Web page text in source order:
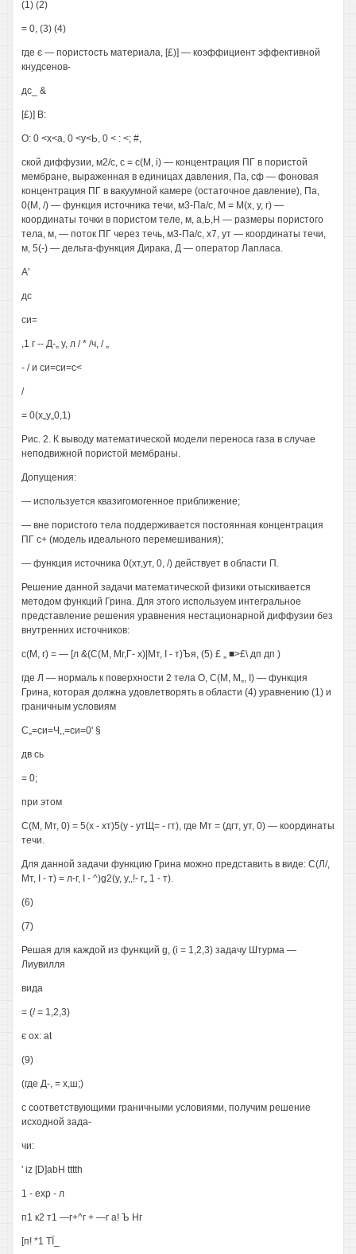
(1) (2)
= 0, (3) (4)
где є — пористость материала, [£)] — коэффициент эффективной
кнудсенов-
дс_ &
[£)] В:
О: 0 <х<а, 0 <у<Ь, 0 < : <; #,
ской диффузии, м2/с, с = с(М, і) — концентрация ПГ в пористой
мембране, выраженная в единицах давления, Па, сф — фоновая
концентрация ПГ в вакуумной камере (остаточное давление), Па,
0(М, /) — функция источника течи, м3-Па/с, М = М(х, у, г) —
координаты точки в пористом теле, м, а,Ь,Н — размеры пористого
тела, м, — поток ПГ через течь, м3-Па/с, х7, ут — координаты течи,
м, 5(-) — дельта-функция Дирака, Д — оператор Лапласа.
А'
дс
си=
,1 г -- Д-„ у, л / * /ч, / „
- / и си=си=с<
/
= 0(х„у„0,1)
Рис. 2. К выводу математической модели переноса газа в случае
неподвижной пористой мембраны.
Допущения:
— используется квазигомогенное приближение;
— вне пористого тела поддерживается постоянная концентрация
ПГ с+ (модель идеального перемешивания);
— функция источника 0(хт,ут, 0, /) действует в области П.
Решение данной задачи математической физики отыскивается
методом функций Грина. Для этого используем интегральное
представление решения уравнения нестационарной диффузии без
внутренних источников:
с(М, г) = — [л &(С(М, Мг,Г- х)|Мт, I - т)Ъя, (5) £ „ ■>£\ дп дп )
где Л — нормаль к поверхности 2 тела О, С(М, М„, I) — функция
Грина, которая должна удовлетворять в области (4) уравнению (1) и
граничным условиям
С„=си=Ч,,=си=0' §
дв сь
= 0;
при этом
С(М, Мт, 0) = 5(х - хт)5(у - утЩ= - гт), где Мт = (дгт, ут, 0) — координаты
течи.
Для данной задачи функцию Грина можно представить в виде: С(Л/,
Мт, I - т) = л-г, I - ^)g2(y, у,,!- г„ 1 - т).
(6)
(7)
Решая для каждой из функций g, (і = 1,2,3) задачу Штурма —
Лиувилля
вида
= (/ = 1,2,3)
є ox: at
(9)
(где Д-, = х,ш;)
с соответствующими граничными условиями, получим решение
исходной зада-
чи:
' iz [D]abH tttth
1 - exp - л
п1 к2 т1 —г+^г + —г а! Ъ Нг
[п! *1 ТЇ_